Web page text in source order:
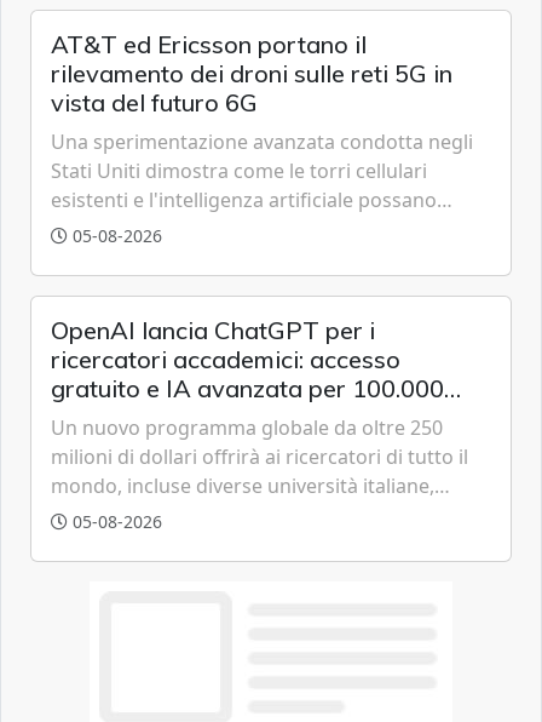
AT&T ed Ericsson portano il
rilevamento dei droni sulle reti 5G in
vista del futuro 6G
Una sperimentazione avanzata condotta negli
Stati Uniti dimostra come le torri cellulari
esistenti e l'intelligenza artificiale possano
tracciare velivoli a bassa quota in tempo reale,
05-08-2026
OpenAI lancia ChatGPT per i
ricercatori accademici: accesso
gratuito e IA avanzata per 100.000
scienziati
Un nuovo programma globale da oltre 250
milioni di dollari offrirà ai ricercatori di tutto il
mondo, incluse diverse università italiane,
strumenti avanzati basati sulla famiglia di
05-08-2026